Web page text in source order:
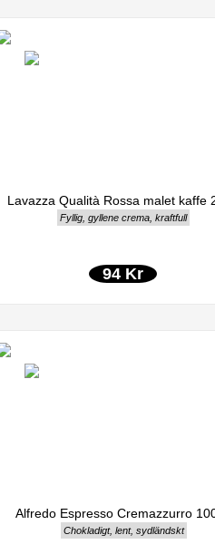
Lavazza Qualità Rossa malet kaffe
Fyllig, gyllene crema, kraftfull
94 Kr
Alfredo Espresso Cremazzurro
Chokladigt, lent, sydländskt